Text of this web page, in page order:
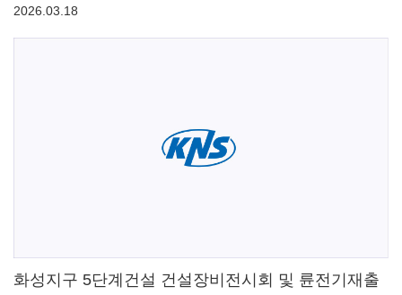
2026.03.18
화성지구 5단계건설 건설장비전시회 및 륜전기재출